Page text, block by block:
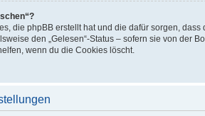
die phpBB erstellt hat und die dafür sorgen,
den „Gelesen“-Status – sofern sie von der
wenn du die Cookies löscht.